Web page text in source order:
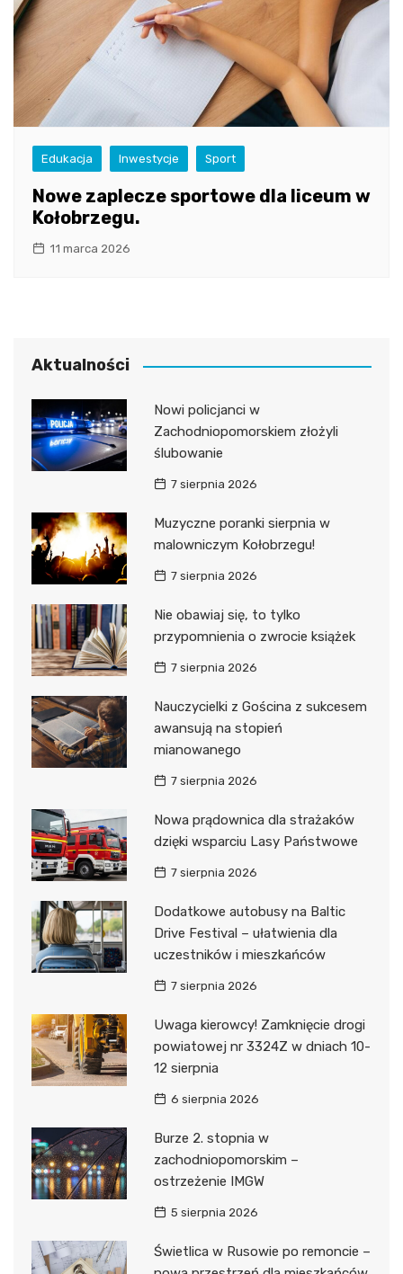
Edukacja Inwestycje Sport
Nowe zaplecze sportowe dla liceum w
Kołobrzegu.
11 marca 2026
Aktualności
Nowi policjanci w
Zachodniopomorskiem złożyli
ślubowanie
7 sierpnia 2026
Muzyczne poranki sierpnia w
malowniczym Kołobrzegu!
7 sierpnia 2026
Nie obawiaj się, to tylko
przypomnienia o zwrocie książek
7 sierpnia 2026
Nauczycielki z Gościna z sukcesem
awansują na stopień
mianowanego
7 sierpnia 2026
Nowa prądownica dla strażaków
dzięki wsparciu Lasy Państwowe
7 sierpnia 2026
Dodatkowe autobusy na Baltic
Drive Festival – ułatwienia dla
uczestników i mieszkańców
7 sierpnia 2026
Uwaga kierowcy! Zamknięcie drogi
powiatowej nr 3324Z w dniach 10-
12 sierpnia
6 sierpnia 2026
Burze 2. stopnia w
zachodniopomorskim –
ostrzeżenie IMGW
5 sierpnia 2026
Świetlica w Rusowie po remoncie –